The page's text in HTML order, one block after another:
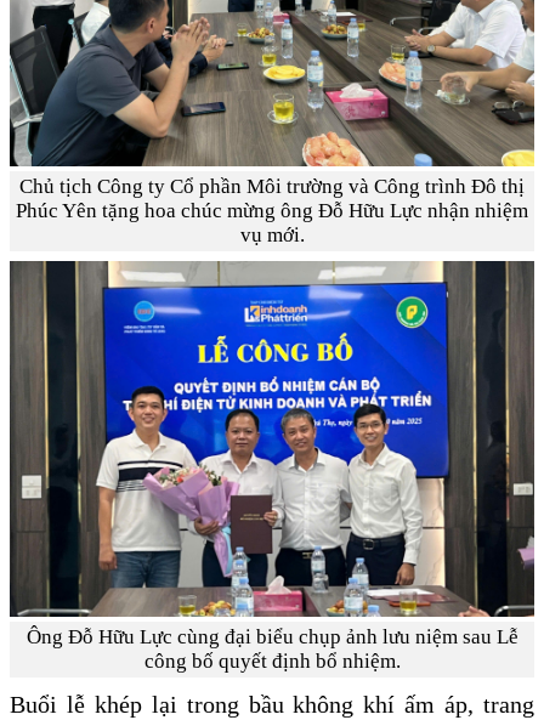
Chủ tịch Công ty Cổ phần Môi trường và Công trình Đô thị
Phúc Yên tặng hoa chúc mừng ông Đỗ Hữu Lực nhận nhiệm
vụ mới.
Ông Đỗ Hữu Lực cùng đại biểu chụp ảnh lưu niệm sau Lễ
công bố quyết định bổ nhiệm.
Buổi lễ khép lại trong bầu không khí ấm áp, trang